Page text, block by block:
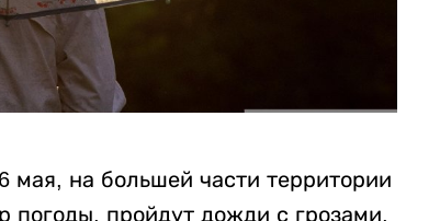
мая, на большей части территории
погоды, пройдут дожди с грозами,